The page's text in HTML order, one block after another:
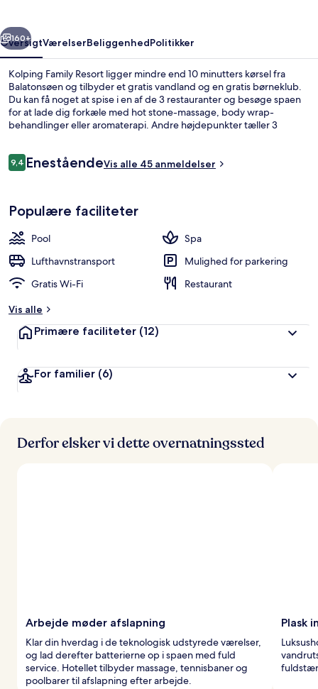
Næste
160+
OversigtVærelserBeliggenhedPolitikker
Kolping Family Resort ligger mindre end 10 minutters kørsel fra
Balatonsøen og tilbyder et gratis vandland og en gratis børneklub.
Du kan få noget at spise i en af de 3 restauranter og besøge spaen
for at lade dig forkæle med hot stone-massage, body wrap-
behandlinger eller aromaterapi. Andre højdepunkter tæller 3
Anmeldelser
9,49,4 ud af 10.
EneståendeVis alle 45 anmeldelser
Populære faciliteter
Pool
Spa
Lufthavnstransport
Mulighed for parkering
Gratis Wi-Fi
Restaurant
Vis alle
Primære faciliteter (12)
For familier (6)
Derfor elsker vi dette overnatningssted
Arbejde møder afslapning
Klar din hverdag i de teknologisk udstyrede værelser,
og lad derefter batterierne op i spaen med fuld
service. Hotellet tilbyder massage, tennisbaner og
poolbarer til afslapning efter arbejde.
Plask